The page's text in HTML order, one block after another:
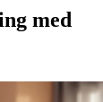
med